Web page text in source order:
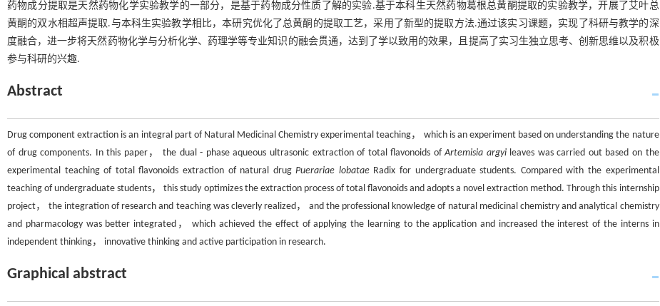
药物成分提取是天然药物化学实验教学的一部分，是基于药物成分性质了解的实验.基于本科生天然药物葛根总黄酮提取的实验教学，开展了艾叶总
黄酮的双水相超声提取.与本科生实验教学相比，本研究优化了总黄酮的提取工艺，采用了新型的提取方法.通过该实习课题，实现了科研与教学的深
度融合，进一步将天然药物化学与分析化学、药理学等专业知识的融会贯通，达到了学以致用的效果，且提高了实习生独立思考、创新思维以及积极
参与科研的兴趣.
Abstract
Drug component extraction is an integral part of Natural Medicinal Chemistry experimental teaching， which is an experiment based on understanding the nature
of drug components. In this paper， the dual - phase aqueous ultrasonic extraction of total flavonoids ofArtemisia argyileaves was carried out based on the
experimental teaching of total flavonoids extraction of natural drugPuerariae lobataeRadix for undergraduate students. Compared with the experimental
teaching of undergraduate students， this study optimizes the extraction process of total flavonoids and adopts a novel extraction method. Through this internship
project， the integration of research and teaching was cleverly realized， and the professional knowledge of natural medicinal chemistry and analytical chemistry
and pharmacology was better integrated， which achieved the effect of applying the learning to the application and increased the interest of the interns in
independent thinking， innovative thinking and active participation in research.
Graphical abstract